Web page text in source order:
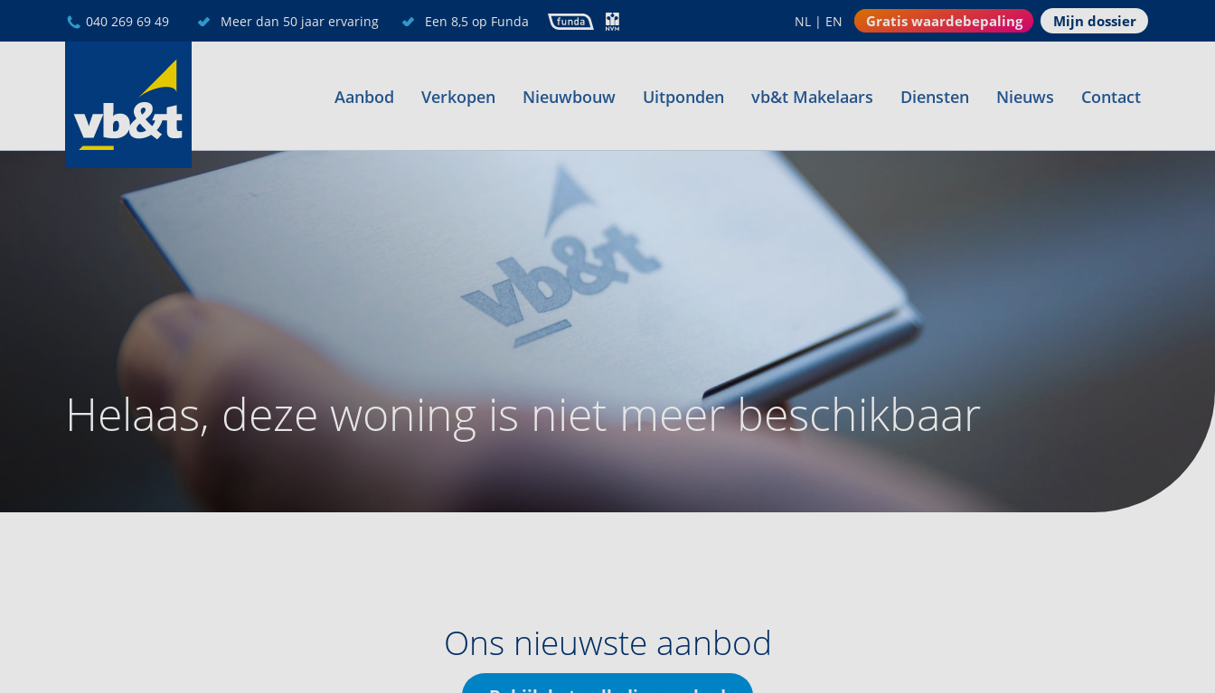
040 269 69 49 Meer dan 50 jaar ervaring Een 8,5 op Funda NL | EN Gratis waardebepaling Mijn dossier
Aanbod Verkopen Nieuwbouw Uitponden vb&t Makelaars Diensten Nieuws Contact
Helaas, deze woning is niet meer beschikbaar
Ons nieuwste aanbod